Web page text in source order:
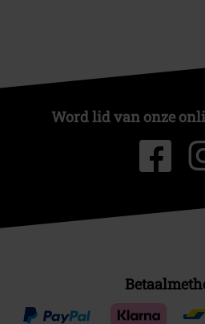
Word lid van onze